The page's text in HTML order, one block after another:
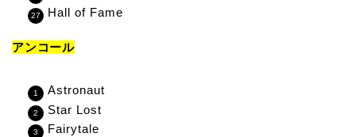
Hall of Fame
アンコール
Astronaut
Star Lost
Fairytale